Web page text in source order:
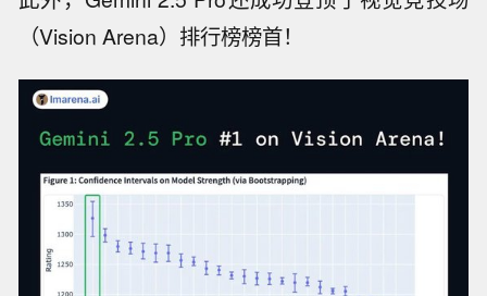
（Vision Arena）排行榜榜首！